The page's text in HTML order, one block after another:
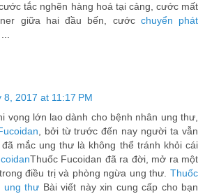
tắc nghẽn hàng hoá tại cảng, cước mất
giữa hai đầu bến, cước chuyển phát
8, 2017 at 11:17 PM
vọng lớn lao dành cho bệnh nhân ung thư,
, bởi từ trước đến nay người ta vẫn
mắc ung thư là không thể tránh khỏi cái
Thuốc Fucoidan đã ra đời, mở ra một
điều trị và phòng ngừa ung thư. Thuốc
ung thư Bài viết này xin cung cấp cho bạn